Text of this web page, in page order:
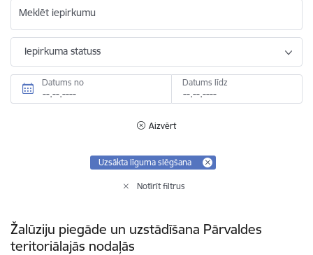
Meklēt iepirkumu
Iepirkuma statuss
Datums no Datums līdz
Aizvērt
Uzsākta līguma slēgšana
Notīrīt filtrus
Žalūziju piegāde un uzstādīšana Pārvaldes
teritoriālajās nodaļās